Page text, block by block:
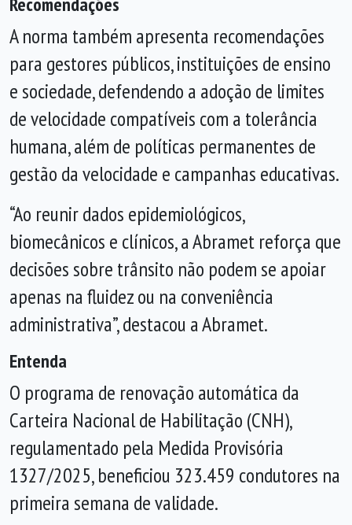
A norma também apresenta recomendações
para gestores públicos, instituições de ensino
e sociedade, defendendo a adoção de limites
de velocidade compatíveis com a tolerância
humana, além de políticas permanentes de
gestão da velocidade e campanhas educativas.
“Ao reunir dados epidemiológicos,
biomecânicos e clínicos, a Abramet reforça que
decisões sobre trânsito não podem se apoiar
apenas na fluidez ou na conveniência
administrativa”, destacou a Abramet.
Entenda
O programa de renovação automática da
Carteira Nacional de Habilitação (CNH),
regulamentado pela Medida Provisória
1327/2025, beneficiou 323.459 condutores na
primeira semana de validade.